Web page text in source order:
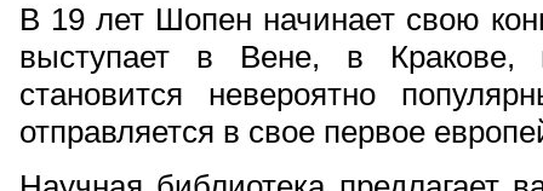
В 19 лет Шопен начинает свою
выступает в Вене, в
становится невероятно
отправляется в свое первое